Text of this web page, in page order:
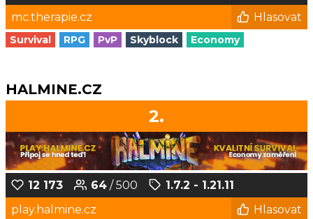
mc.therapie.cz
Hlasovat
Survival RPG PvP Skyblock Economy
HALMINE.CZ
2.
12 173 64 / 500
1.7.2 - 1.21.11
play.halmine.cz
Hlasovat